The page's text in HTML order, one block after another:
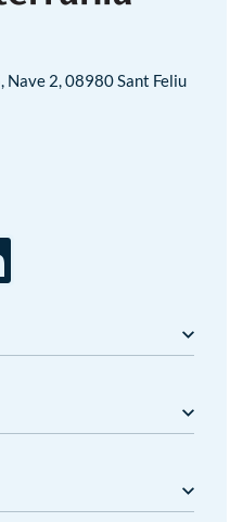
2, 08980 Sant Feliu